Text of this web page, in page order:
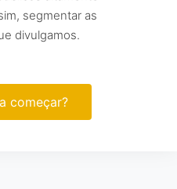
segmentar as
divulgamos.
começar?